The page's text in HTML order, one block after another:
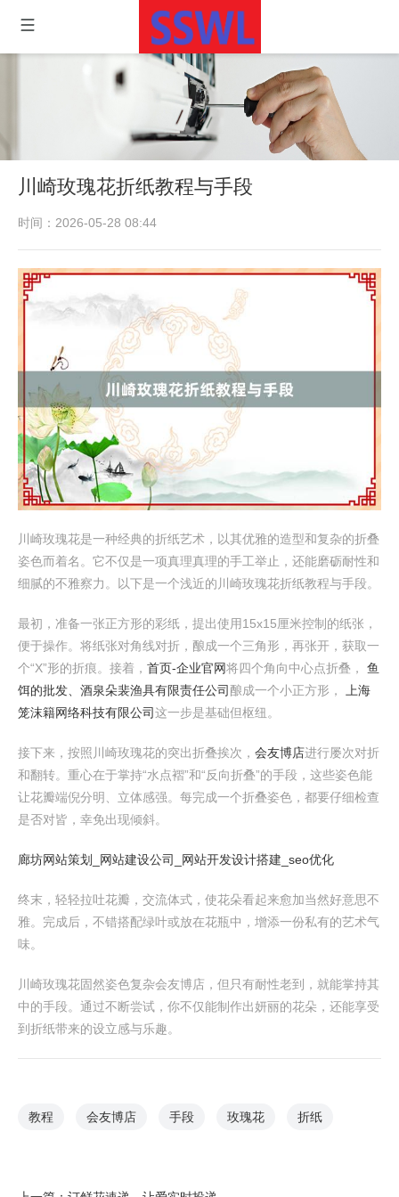
川崎玫瑰花折纸教程与手段
时间：2026-05-28 08:44
川崎玫瑰花是一种经典的折纸艺术，以其优雅的造型和复杂的折叠
姿色而着名。它不仅是一项真理真理的手工举止，还能磨砺耐性和
细腻的不雅察力。以下是一个浅近的川崎玫瑰花折纸教程与手段。
最初，准备一张正方形的彩纸，提出使用15x15厘米控制的纸张，
便于操作。将纸张对角线对折，酿成一个三角形，再张开，获取一
个“X”形的折痕。接着， 首页-企业官网将四个角向中心点折叠， 鱼
饵的批发、酒泉朵裴渔具有限责任公司酿成一个小正方形，
上海
笼沫籍网络科技有限公司这一步是基础但枢纽。
接下来，按照川崎玫瑰花的突出折叠挨次， 会友博店进行屡次对折
和翻转。重心在于掌持“水点褶”和“反向折叠”的手段，这些姿色能
让花瓣端倪分明、立体感强。每完成一个折叠姿色，都要仔细检查
是否对皆，幸免出现倾斜。
廊坊网站策划_网站建设公司_网站开发设计搭建_seo优化
终末，轻轻拉吐花瓣，交流体式，使花朵看起来愈加当然好意思不
雅。完成后，不错搭配绿叶或放在花瓶中，增添一份私有的艺术气
味。
川崎玫瑰花固然姿色复杂会友博店，但只有耐性老到，就能掌持其
中的手段。通过不断尝试，你不仅能制作出妍丽的花朵，还能享受
到折纸带来的设立感与乐趣。
教程 会友博店 手段 玫瑰花 折纸